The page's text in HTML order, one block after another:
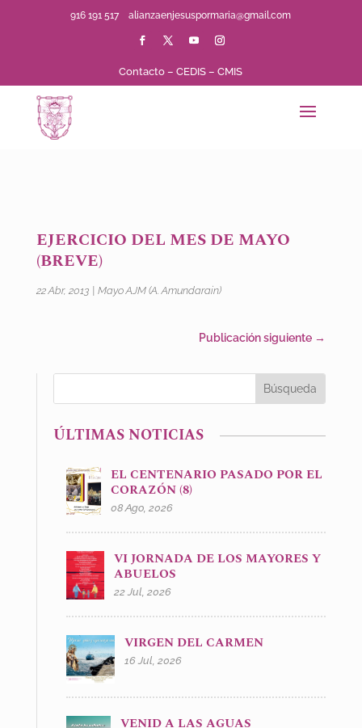
916 191 517alianzaenjesuspormaria@gmail.com
Contacto –CEDIS –CMIS
EJERCICIO DEL MES DE MAYO
(BREVE)
22 Abr, 2013 Mayo AJM (A. Amundarain)
Publicación siguiente →
ÚLTIMAS NOTICIAS
EL CENTENARIO PASADO POR EL
CORAZÓN (8)
08 Ago, 2026
VI JORNADA DE LOS MAYORES Y
ABUELOS
22 Jul, 2026
VIRGEN DEL CARMEN
16 Jul, 2026
VENID A LAS AGUAS